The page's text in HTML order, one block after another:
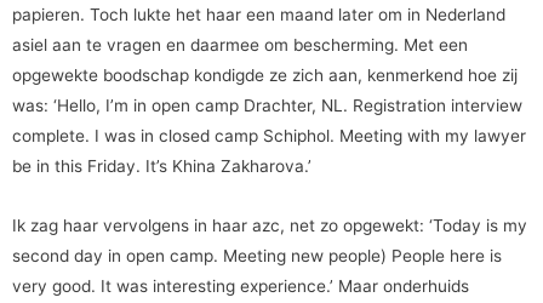
papieren. Toch lukte het haar een maand later om in Nederland
asiel aan te vragen en daarmee om bescherming. Met een
opgewekte boodschap kondigde ze zich aan, kenmerkend hoe zij
was: ‘Hello, I’m in open camp Drachter, NL. Registration interview
complete. I was in closed camp Schiphol. Meeting with my lawyer
be in this Friday. It’s Khina Zakharova.’
Ik zag haar vervolgens in haar azc, net zo opgewekt: ‘Today is my
second day in open camp. Meeting new people) People here is
very good. It was interesting experience.’ Maar onderhuids